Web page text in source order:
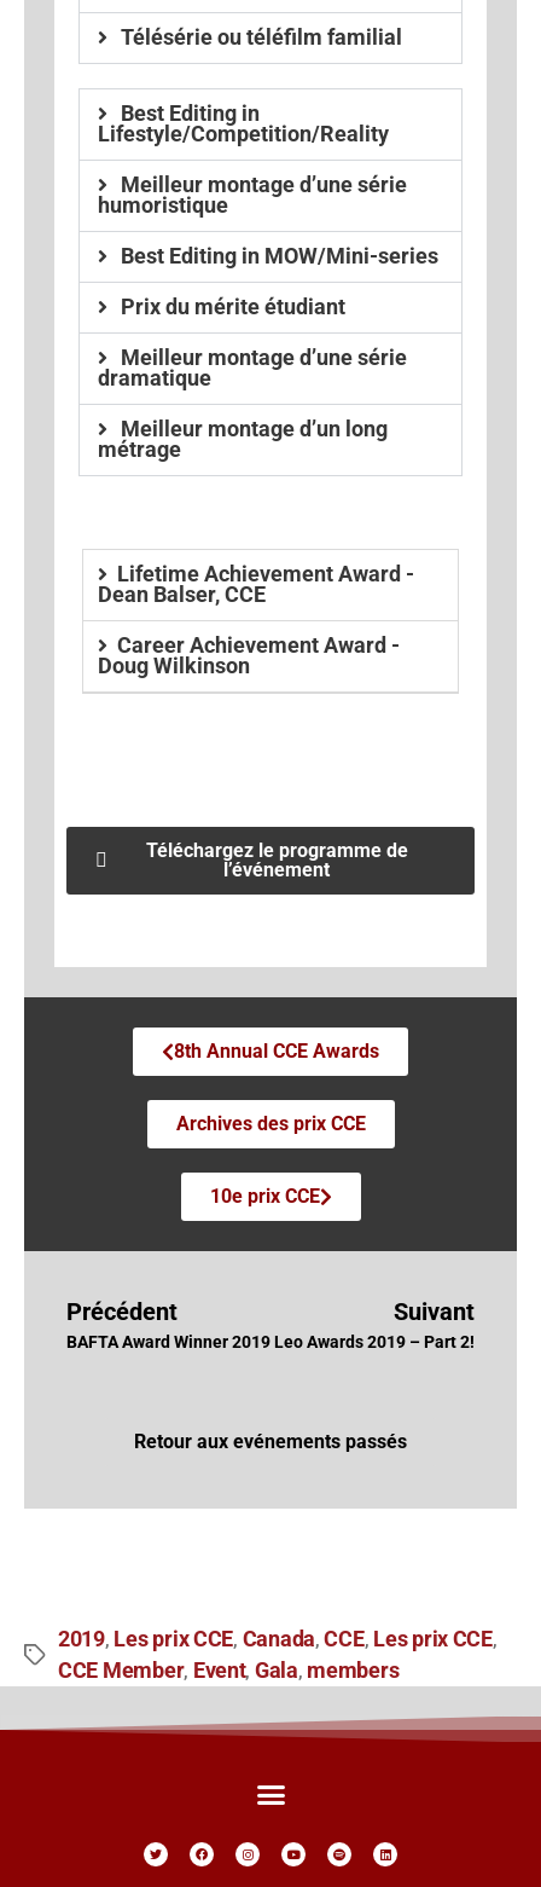
Télésérie ou téléfilm familial
Best Editing in
Lifestyle/Competition/Reality
Meilleur montage d’une série
humoristique
Best Editing in MOW/Mini-series
Prix du mérite étudiant
Meilleur montage d’une série
dramatique
Meilleur montage d’un long
métrage
Lifetime Achievement Award -
Dean Balser, CCE
Career Achievement Award -
Doug Wilkinson
Téléchargez le programme de
l’événement
8th Annual CCE Awards
Archives des prix CCE
10e prix CCE
Précédent
BAFTA Award Winner 2019
Suivant
Leo Awards 2019 – Part 2!
Retour aux evénements passés
2019, Les prix CCE, Canada,CCE, Les prix CCE,
CCE Member, Event, Gala, members